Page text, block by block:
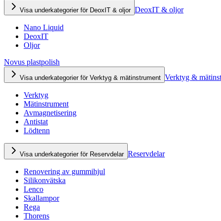
Visa underkategorier för DeoxIT & oljor DeoxIT & oljor
Nano Liquid
DeoxIT
Oljor
Novus plastpolish
Visa underkategorier för Verktyg & mätinstrument Verktyg &
Verktyg
Mätinstrument
Avmagnetisering
Antistat
Lödtenn
Visa underkategorier för Reservdelar Reservdelar
Renovering av gummihjul
Silikonvätska
Lenco
Skallampor
Rega
Thorens